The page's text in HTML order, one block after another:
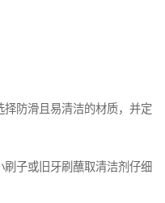
防滑且易清洁的材质，并定
子或旧牙刷蘸取清洁剂仔细